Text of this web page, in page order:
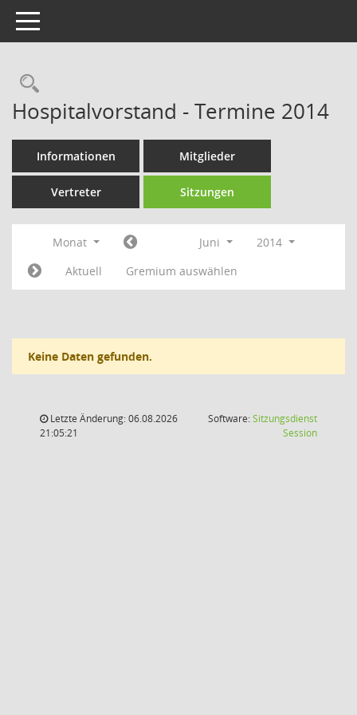
Toggle navigation
Rechercheauswahl
Hospitalvorstand - Termine 2014
Informationen Mitglieder
Vertreter Sitzungen
Monat Juni
2014
Aktuell
Gremium auswählen
Keine Daten gefunden.
Letzte Änderung: 06.08.2026
21:05:21
Software:Sitzungsdienst
Session(Wird in